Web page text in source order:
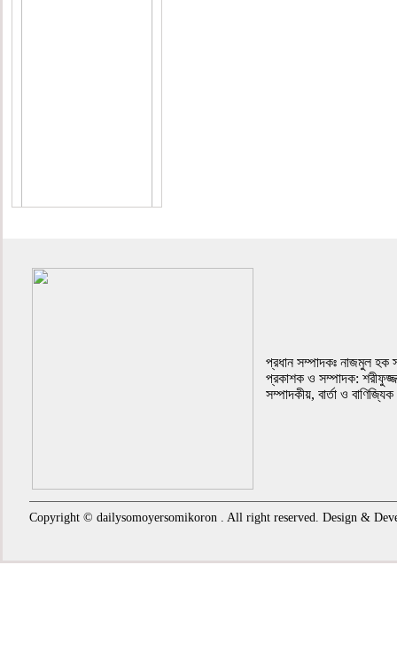
প্রধান সম্পাদকঃ নাজমুল হক
প্রকাশক ও সম্পাদক:
সম্পাদকীয়, বার্তা ও
Copyright © dailysomoyersomikoron . All right reserved. Design &